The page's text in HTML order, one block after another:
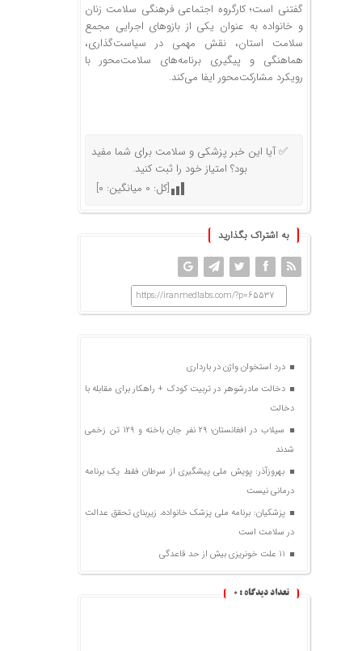
گفتنی است؛ کارگروه اجتماعی فرهنگی سلامت زنان
و خانواده به عنوان یکی از بازوهای اجرایی مجمع
سلامت استان، نقش مهمی در سیاست‌گذاری،
هماهنگی و پیگیری برنامه‌های سلامت‌محور با
رویکرد مشارکت‌محور ایفا می‌کند.
✅ آیا این خبر پزشکی و سلامت برای شما مفید
بود؟ امتیاز خود را ثبت کنید.
[کل: 0 میانگین: 0
]
به اشتراک بگذارید
https://iranmedlabs.com/?p=65537
درد استخوان واژن در بارداری
دخالت مادرشوهر در تربیت کودک + راهکار برای مقابله با
دخالت
سیلاب در افغانستان؛ ۲۹ نفر جان باخته و ۱۲۹ تن زخمی
شدند
بهروزآذر: پویش ملی پیشگیری از سرطان فقط یک برنامه
درمانی نیست
پزشکیان: برنامه ملی پزشک خانواده، زیربنای تحقق عدالت
در سلامت است
تعداد دیدگاه : 0